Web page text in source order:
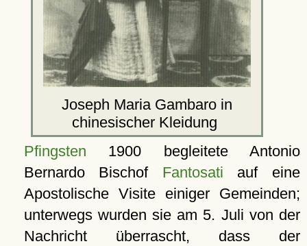
Joseph Maria Gambaro in
chinesischer Kleidung
Pfingsten 1900 begleitete Antonio
Bernardo Bischof Fantosati auf eine
Apostolische Visite einiger Gemeinden;
unterwegs wurden sie am 5. Juli von der
Nachricht überrascht, dass der